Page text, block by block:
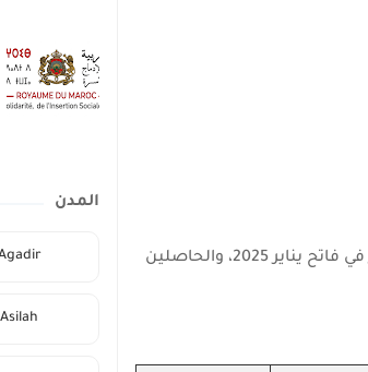
في فاتح يناير 2025، والحاصلين
المدن
Asilah